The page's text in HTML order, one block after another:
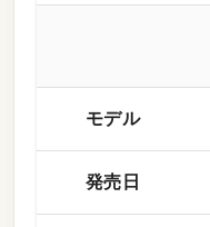
モデル
発売日